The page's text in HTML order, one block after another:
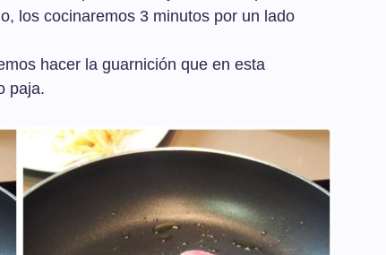
los cocinaremos 3 minutos por un lado
hacer la guarnición que en esta
paja.